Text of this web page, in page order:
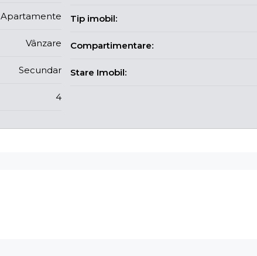
Apartamente
Vânzare
Secundar
4
Tip imobil:
Compartimentare:
Stare Imobil: